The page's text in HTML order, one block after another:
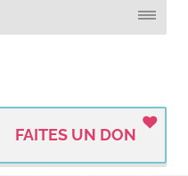
FAITES UN DON